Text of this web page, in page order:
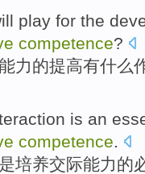
play for the
competence?
力的提高有什么
is an
competence.
是培养交际能力的